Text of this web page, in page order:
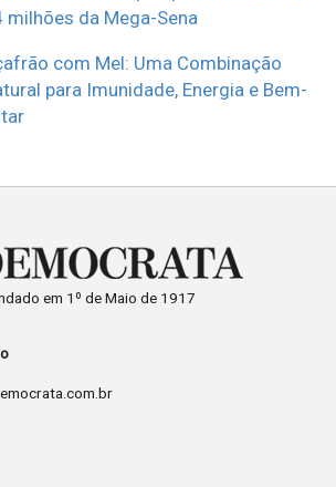
milhões da Mega-Sena
com Mel: Uma Combinação
para Imunidade, Energia e Bem-
em 1º de Maio de 1917